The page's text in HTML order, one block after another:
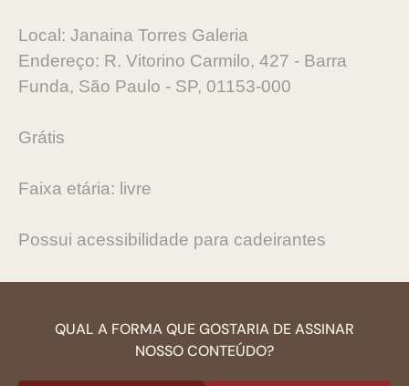
Local: Janaina Torres Galeria
Endereço: R. Vitorino Carmilo, 427 - Barra
Funda, São Paulo - SP, 01153-000
Grátis
Faixa etária: livre
Possui acessibilidade para cadeirantes
QUAL A FORMA QUE GOSTARIA DE ASSINAR
NOSSO CONTEÚDO?